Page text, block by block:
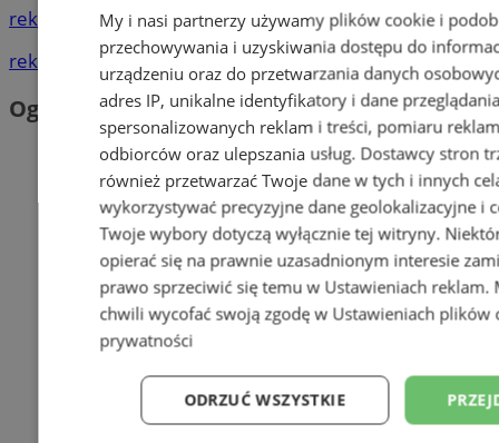
reklama
reklama
Ogłoszenia
My i nasi partnerzy używamy plików cookie i
przechowywania i uzyskiwania dostępu do
urządzeniu oraz do przetwarzania danych
adres IP, unikalne identyfikatory i dane
spersonalizowanych reklam i treści, pomiaru
odbiorców oraz ulepszania usług. Dostawcy stron
również przetwarzać Twoje dane w tych i innych
wykorzystywać precyzyjne dane geolokalizacyjne i
Twoje wybory dotyczą wyłącznie tej witryny.
opierać się na prawnie uzasadnionym interesie
prawo sprzeciwić się temu w Ustawieniach reklam.
chwili wycofać swoją zgodę w Ustawieniach plików
prywatności
ODRZUĆ WSZYSTKIE